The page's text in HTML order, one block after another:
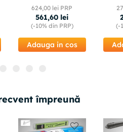
624,00 lei PRP
561,60 lei
(-10%din PRP)
Adauga in cos
(-
împreună